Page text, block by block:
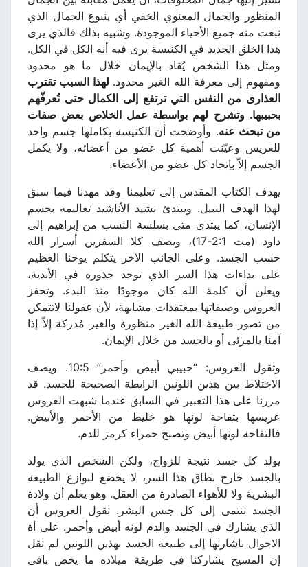
المنظور والجمال المعنوي الخفي أي ينبوع الجمال الذي
نبعت منه جميع الأحياء الموجودة. وشبيه بذلك فالذي يرى
هذا الخلق الجديد في الكنيسة يرى فيه أنه الكل في الكل.
ومثل هذا الشخص يُقاد بالإيمان خلال ما هو محدود
ومفهوم إلى معرفة الله الغير محدود.لهذا السبب تقترب
العذارى من النفس التي ترتفع إلى الكمال حتى تُعرفّهم
بحبيبها. وتشرح لهم بواسطة عمل الخلاص بعض صفات
من تبحث عنه. وأوضحت أن الكنيسة بكاملها جسم واحد
للعريس وعيّنت أهمية كل عضو من أعضائه، ولا يكمل
الجسم إلاّ باِتحاد كل عضو من الأعضاء.
يهدف الكتاب المقدس إلى تعليمنا وقد مهدنا فيما سبق
لهذا الهدف النبيل. ويبتدئ نشيد الأناشيد تعاليمه بجسم
الإنسان، كما يبتدى متى بسلسة النسب من إبراهيم إلى
داود (مت 2:1-17)، ويصف كلا السفرين أسرار الله
حسب الجسد. وعلى الجانب الآخر يتكلم يوحنا العظيم
على بداءات هذا السر الذي توجد جذوره في الأبدية،
ويعلن أن كلمة الله كان موجودًا منذ البدء. وتحفز
العروس وصيفاتها بمعتقدات مشابهة، لأن عقولنا لاتتمكن
من تصور طبيعة الله الغير منظورة والغير مُدركة إلاّ إذا
آمنا بالمرئى أو بالجسد من خلال الإيمان.
وتقول العروس: “حبيبي أبيض وأحمر” 10:5. ويصف
الاختلاط بين هذين اللونين الرابطة الصحيحة للجسد. قد
مررنا على هذا التعبير في السابق عندما شبهت العروس
عريسها بتفاحة لونها هو خليط من الأحمر والأبيض.
فالتفاحة لونها أبيض وتصبح حمراء كرمز للدم.
يولد كل جسد نتيجة للزواج، ولكن الشخص الذي يولد
بالجسد خارج نطاق هذا السر، لا يخضع لنوازع الطبيعة
البشرية ولا للأهواء الصادرة من العقل. وهو يعلم أن ولادة
الجسد تنتمى إلى كل جنس البشر. تقول العروس أن
الذي يشارك في الجسد والدم لونه أبيض وأحمر. على أة
الاحوال باشارتها إلى طبيعة الجسد بهذين اللونين لم تقل
إن المسيح يشاركنا في طريقة ميلاده ما يخص باقى